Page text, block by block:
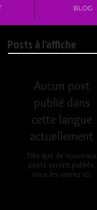
BLOG
Posts à l'affiche
Aucun post
publié dans
cette langue
actuellement
Dès que de nouveaux
posts seront publiés,
vous les verrez ici.